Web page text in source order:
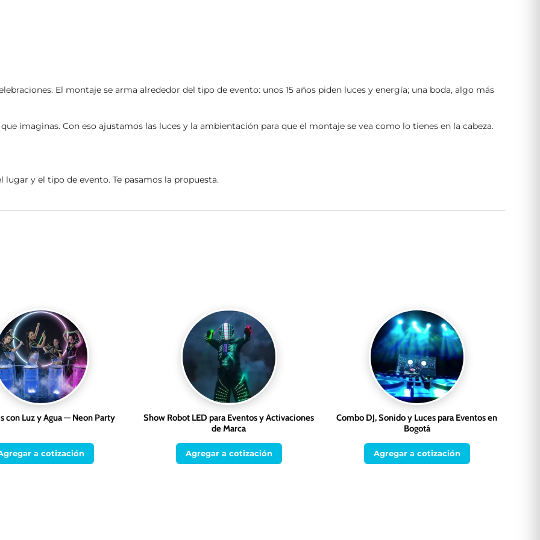
El montaje se arma alrededor del tipo de evento: unos 15 años piden luces y energía; una boda, algo más
imaginas. Con eso ajustamos las luces y la ambientación para que el montaje se vea como lo tienes en la cabeza.
lugar y el tipo de evento. Te pasamos la propuesta.
con Luz y Agua — Neon Party
a cotización
Show Robot LED para Eventos y Activaciones
de Marca
Agregar a cotización
Combo DJ, Sonido y Luces para Eventos en
Bogotá
Agregar a cotización